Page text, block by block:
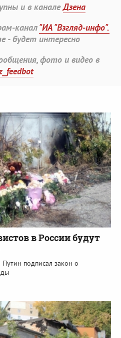
и в каналеДзена
канал"ИА "Взгляд-инфо".
- будет интересно
фото и видео в
в России будут
подписал закон о